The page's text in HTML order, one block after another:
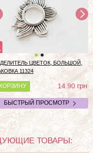
ЦВЕТОК, БОЛЬШОЙ,
11324
14.90грн
БЫСТРЫЙ ПРОСМОТР
ТОВАРЫ: